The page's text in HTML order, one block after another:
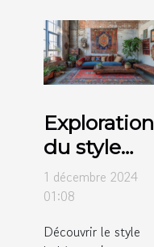
Exploration
du style
bohème :
origines et
1 décembre 2024
01:08
Découvrir le style